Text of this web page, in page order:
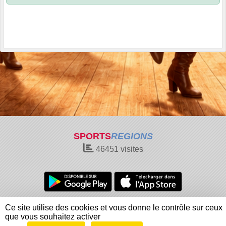
SPORTSREGIONS
46451 visites
Charte cookies
Gestion des cookies
Informations légales
Signaler un contenu inapproprié
Ce site utilise des cookies et vous donne le contrôle sur ceux
que vous souhaitez activer